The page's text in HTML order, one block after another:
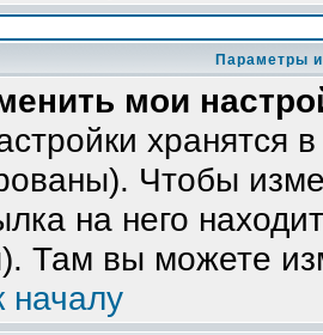
Параметры
мои
хранятся
Чтобы
на него
Там вы можете
началу